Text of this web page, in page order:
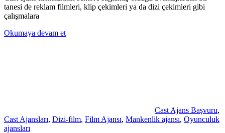
tanesi de reklam filmleri, klip çekimleri ya da dizi çekimleri gibi
çalışmalara
Okumaya devam et
Cast Ajans Başvuru,
Cast Ajansları, Dizi-film, Film Ajansı, Mankenlik ajansı, Oyunculuk
ajansları